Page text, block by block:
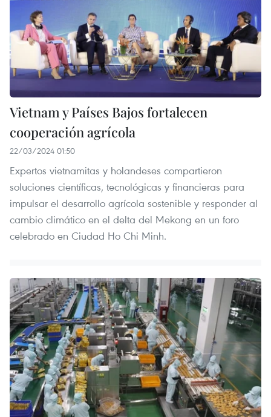
Vietnam y Países Bajos fortalecen
cooperación agrícola
22/03/2024 01:50
Expertos vietnamitas y holandeses compartieron
soluciones científicas, tecnológicas y financieras para
impulsar el desarrollo agrícola sostenible y responder al
cambio climático en el delta del Mekong en un foro
celebrado en Ciudad Ho Chi Minh.